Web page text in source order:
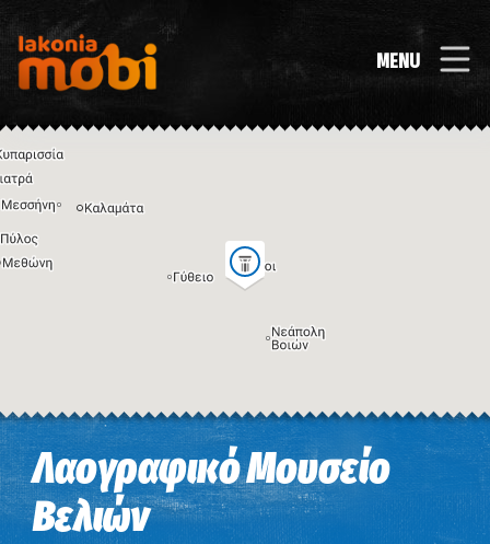
MENU
Η εικόνα ενδέχεται να υπόκειται σε πνευματικά δικαιώματα Όροι
Λαογραφικό Μουσείο
Βελιών